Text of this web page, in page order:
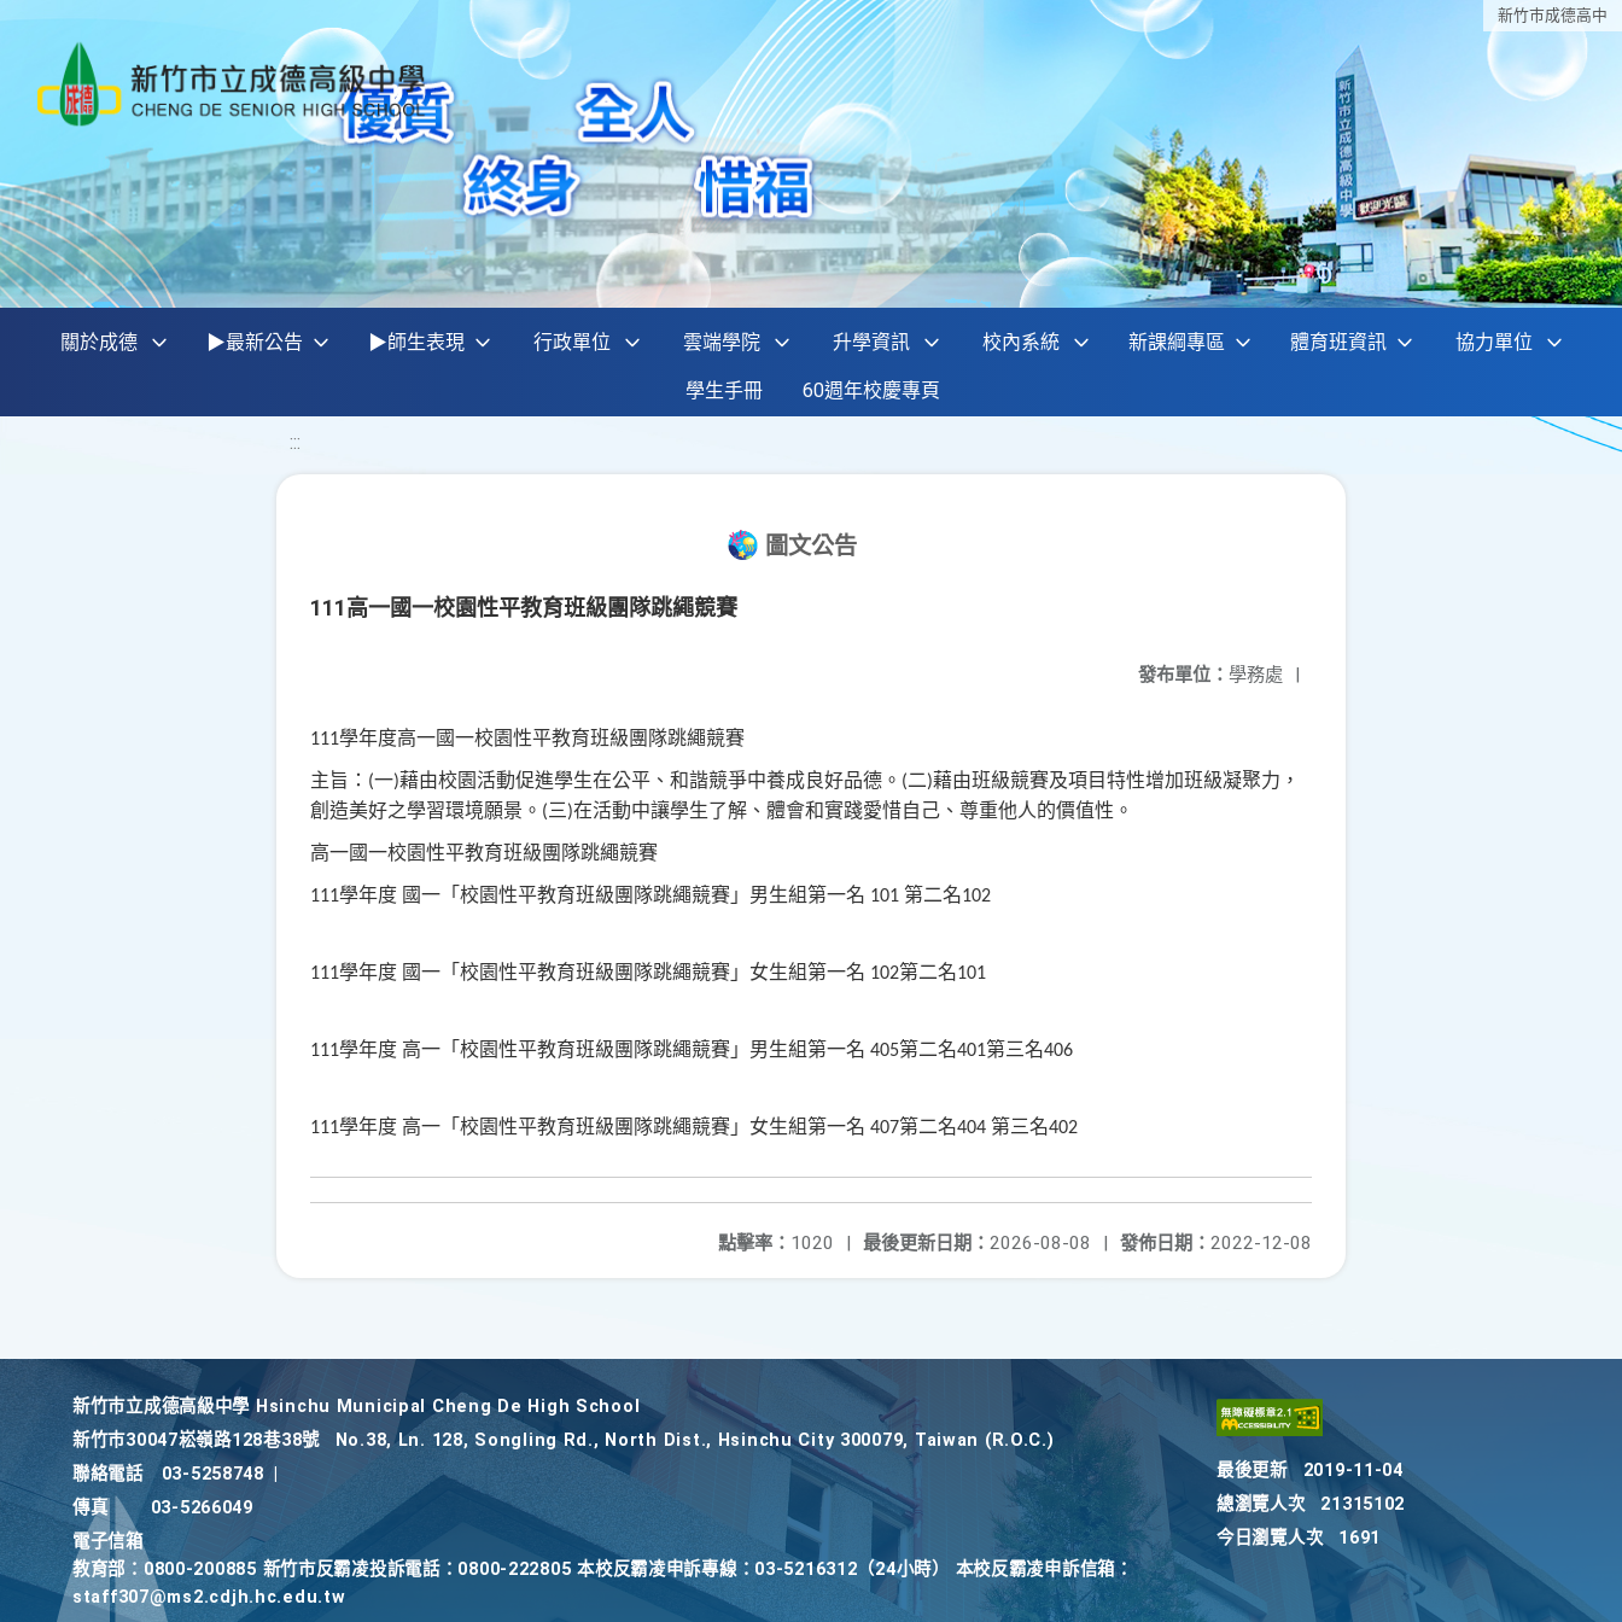
新竹巿成德高中
關於成德 ▶最新公告 ▶師生表現 行政單位 雲端學院 升學資訊 校內系統 新課綱專區 體育班資訊 協力單位
學生手冊 60週年校慶專頁
:::
圖文公告
111高一國一校園性平教育班級團隊跳繩競賽
發布單位： 學務處 |
111學年度高一國一校園性平教育班級團隊跳繩競賽
主旨： (一)藉由校園活動促進學生在公平、和諧競爭中養成良好品德。 (二)藉由班級競賽及項目特性增加班級凝聚力，
創造美好之學習環境願景。 (三)在活動中讓學生了解、體會和實踐愛惜自己、尊重他人的價值性。
高一國一校園性平教育班級團隊跳繩競賽
111學年度 國一「校園性平教育班級團隊跳繩競賽」男生組第一名 101 第二名102
111學年度 國一「校園性平教育班級團隊跳繩競賽」女生組第一名 102第二名101
111學年度 高一「校園性平教育班級團隊跳繩競賽」男生組第一名 405第二名401第三名406
111學年度 高一「校園性平教育班級團隊跳繩競賽」女生組第一名 407第二名404 第三名402
發佈日期： 2022-12-08
最後更新日期： 2026-08-08 |
點擊率： 1020 |
新竹巿立成德高級中學 Hsinchu Municipal Cheng De High School
新竹巿30047崧嶺路128巷38號
No.38, Ln. 128, Songling Rd., North Dist., Hsinchu City 300079, Taiwan (R.O.C.)
聯絡電話
03-5258748
傳真
03-5266049
電子信箱
教育部：0800-200885 新竹市反霸凌投訴電話：0800-222805 本校反霸凌申訴專線：03-5216312（24小時） 本校反霸凌申訴信箱：
staff307@ms2.cdjh.hc.edu.tw
最後更新
2019-11-04
總瀏覽人次
21315102
今日瀏覽人次
1691